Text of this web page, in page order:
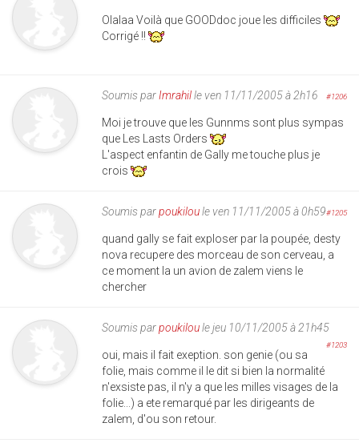
Olalaa Voilà que GOODdoc joue les difficiles
Corrigé !!
Soumis par Imrahille ven 11/11/2005 à 2h16 #1206
Moi je trouve que les Gunnms sont plus sympas
que Les Lasts Orders
L'aspect enfantin de Gally me touche plus je
crois
Soumis parpoukiloule ven 11/11/2005 à 0h59#1205
quand gally se fait exploser par la poupée, desty
nova recupere des morceau de son cerveau, a
ce moment la un avion de zalem viens le
chercher
Soumis parpoukiloule jeu 10/11/2005 à 21h45
#1203
oui, mais il fait exeption. son genie (ou sa
folie, mais comme il le dit si bien la normalité
n'exsiste pas, il n'y a que les milles visages de la
folie...) a ete remarqué par les dirigeants de
zalem, d'ou son retour.